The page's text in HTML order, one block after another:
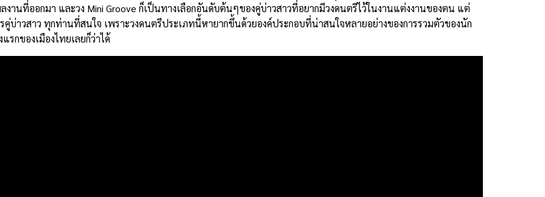
านที่ออกมา และวง Mini Groove ก็เป็นทางเลือกอันดับต้นๆของคู่บ่าวสาวที่อยากมีวงดนตรีไว้ในงานแต่งงานของตน แต่
รคู่บ่าวสาว ทุกท่านที่สนใจ เพราะวงดนตรีประเภทนี้หายากขึ้นด้วยองค์ประกอบที่น่าสนใจหลายอย่างของการรวมตัวของนัก
รกของเมืองไทยเลยก็ว่าได้